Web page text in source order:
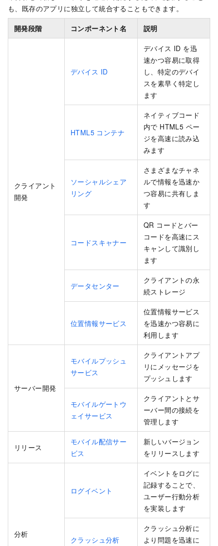
も、既存のアプリに独立して統合することもできます。
開発段階 コンポーネント名 説明
クライアント
開発
デバイス ID
デバイス ID を迅
速かつ容易に取得
し、特定のデバイ
スを素早く特定し
ます
HTML5 コンテナ
ネイティブコード
内で HTML5 ペー
ジを高速に読み込
みます
ソーシャルシェア
リング
さまざまなチャネ
ルで情報を迅速か
つ容易に共有しま
す
コードスキャナー
QR コードとバー
コードを高速にス
キャンして識別し
ます
データセンター
クライアントの永
続ストレージ
位置情報サービス
位置情報サービス
を迅速かつ容易に
利用します
サーバー開発
モバイルプッシュ
サービス
クライアントアプ
リにメッセージを
プッシュします
モバイルゲートウ
ェイサービス
クライアントとサ
ーバー間の接続を
管理します
リリース
モバイル配信サー
ビス
新しいバージョン
をリリースします
分析
ログイベント
イベントをログに
記録することで、
ユーザー行動分析
を実装します
クラッシュ分析
クラッシュ分析に
より問題を迅速に